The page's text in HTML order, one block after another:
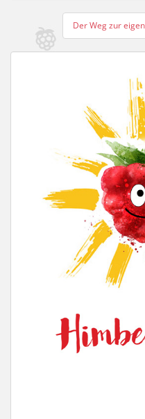
Der Weg zur